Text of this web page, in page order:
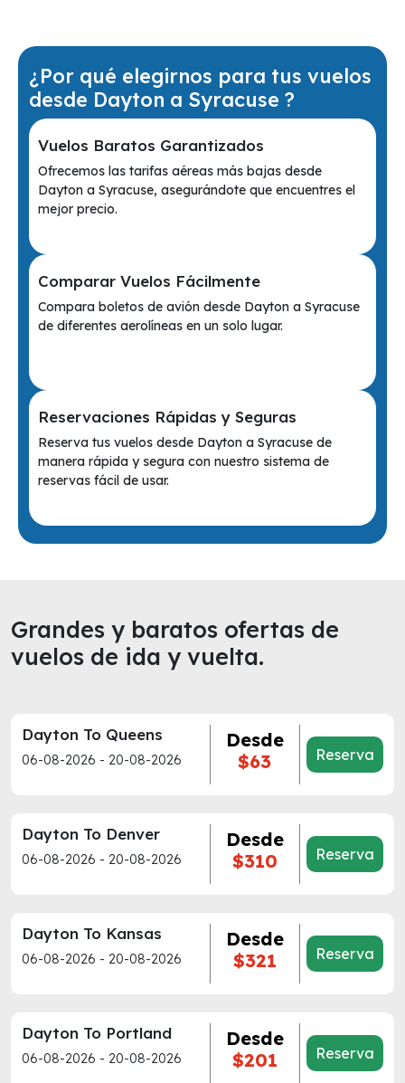
¿Por qué elegirnos para tus vuelos
desde Dayton a Syracuse ?
Vuelos Baratos Garantizados
Ofrecemos las tarifas aéreas más bajas desde
Dayton a Syracuse, asegurándote que encuentres el
mejor precio.
Comparar Vuelos Fácilmente
Compara boletos de avión desde Dayton a Syracuse
de diferentes aerolíneas en un solo lugar.
Reservaciones Rápidas y Seguras
Reserva tus vuelos desde Dayton a Syracuse de
manera rápida y segura con nuestro sistema de
reservas fácil de usar.
Grandes y baratos ofertas de
vuelos de ida y vuelta.
Dayton To Queens
06-08-2026 - 20-08-2026
Desde
$63
Reserva
Dayton To Denver
06-08-2026 - 20-08-2026
Desde
$310
Reserva
Dayton To Kansas
06-08-2026 - 20-08-2026
Desde
$321
Reserva
Dayton To Portland
06-08-2026 - 20-08-2026
Desde
$201
Reserva